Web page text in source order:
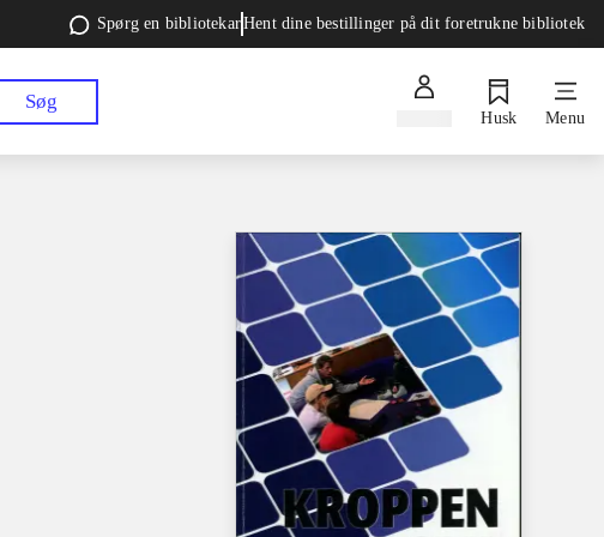
Spørg en bibliotekarHent dine bestillinger på dit foretrukne bibliotek
Søg
Husk Menu